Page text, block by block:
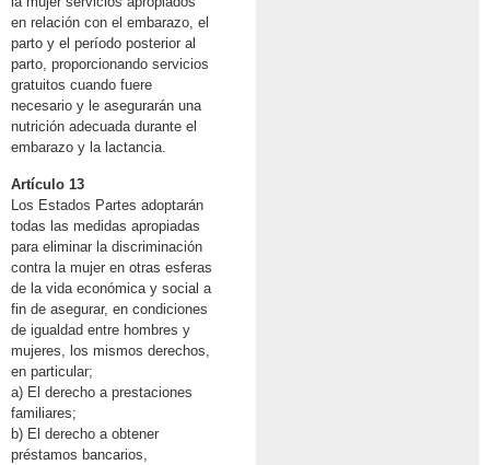
en relación con el embarazo, el
parto y el período posterior al
parto, proporcionando servicios
gratuitos cuando fuere
necesario y le asegurarán una
nutrición adecuada durante el
embarazo y la lactancia.
Artículo 13
Los Estados Partes adoptarán
todas las medidas apropiadas
para eliminar la discriminación
contra la mujer en otras esferas
de la vida económica y social a
fin de asegurar, en condiciones
de igualdad entre hombres y
mujeres, los mismos derechos,
en particular;
a) El derecho a prestaciones
familiares;
b) El derecho a obtener
préstamos bancarios,